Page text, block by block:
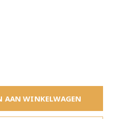
AAN WINKELWAGEN